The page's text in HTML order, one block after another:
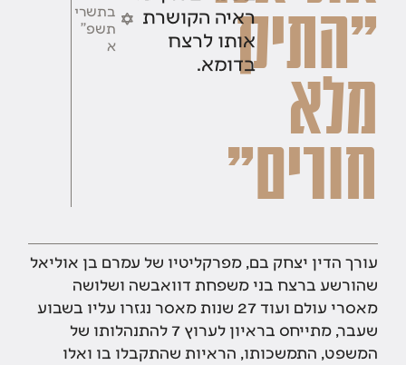
"התיק
מלא
חורים"
ראיה הקושרת
אותו לרצח
בדומא.
בתשרי
תשפ''
א
עורך הדין יצחק בם, מפרקליטיו של עמרם בן אוליאל
שהורשע ברצח בני משפחת דוואבשה ושלושה
מאסרי עולם ועוד 27 שנות מאסר נגזרו עליו בשבוע
שעבר, מתייחס בראיון לערוץ 7 להתנהלותו של
המשפט, התמשכותו, הראיות שהתקבלו בו ואלו